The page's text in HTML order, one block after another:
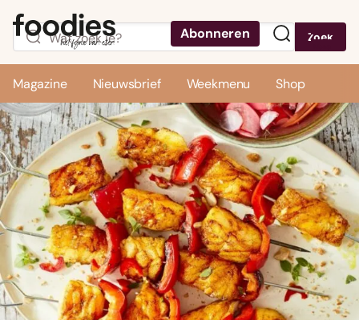
Abonneren Zoek
Magazine Nieuwsbrief Weekmenu Shop